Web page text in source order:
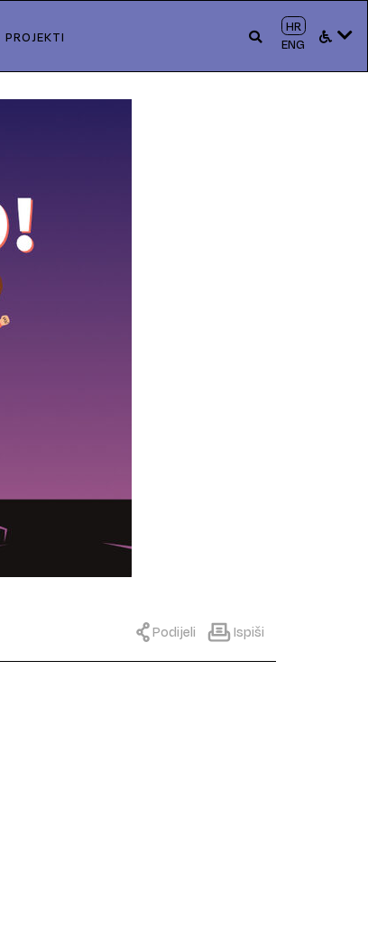
PROJEKTI
HR
ENG
Podijeli Ispiši